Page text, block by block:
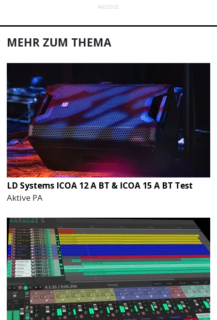
ANZEIGE
MEHR ZUM THEMA
LD Systems ICOA 12 A BT & ICOA 15 A BT Test
Aktive PA